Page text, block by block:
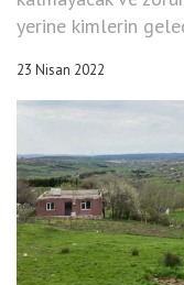
yerine kimlerin
23 Nisan 2022